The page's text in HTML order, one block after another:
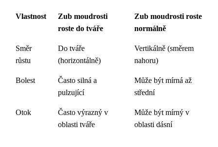
Vlastnost
Zub moudrosti
roste do tváře
Zub moudrosti roste
normálně
Směr
růstu
Do tváře
(horizontálně)
Vertikálně (směrem
nahoru)
Bolest
Často silná a
pulzující
Může být mírná až
střední
Otok
Často výrazný v
oblasti tváře
Může být mírný v
oblasti dásní